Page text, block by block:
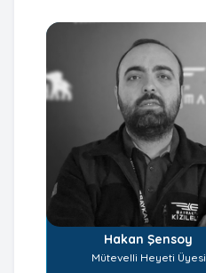
Hakan Şensoy
Mütevelli Heyeti Üyesi